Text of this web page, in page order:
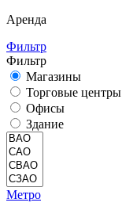
Аренда
Фильтр
Фильтр
Магазины
Торговые центры
Офисы
Здание
Метро